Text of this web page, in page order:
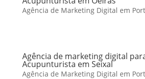
Agência de Marketing Digital em
Agência de marketing digital
Acupunturista em Seixal
Agência de Marketing Digital em